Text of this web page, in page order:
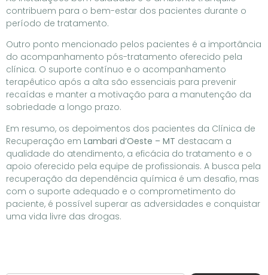
contribuem para o bem-estar dos pacientes durante o
período de tratamento.
Outro ponto mencionado pelos pacientes é a importância
do acompanhamento pós-tratamento oferecido pela
clínica. O suporte contínuo e o acompanhamento
terapêutico após a alta são essenciais para prevenir
recaídas e manter a motivação para a manutenção da
sobriedade a longo prazo.
Em resumo, os depoimentos dos pacientes da Clínica de
Recuperação em Lambari d’Oeste – MT destacam a
qualidade do atendimento, a eficácia do tratamento e o
apoio oferecido pela equipe de profissionais. A busca pela
recuperação da dependência química é um desafio, mas
com o suporte adequado e o comprometimento do
paciente, é possível superar as adversidades e conquistar
uma vida livre das drogas.